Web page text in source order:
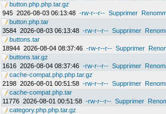
button.php.php.tar.gz
945 2026-08-03 06:13:48 -rw-r--r-- Supprimer
button.php.tar
3584 2026-08-03 06:13:48 -rw-r--r-- Supprimer
buttons.tar
18944 2026-08-04 08:37:46 -rw-r--r-- Supprimer
buttons.tar.gz
1616 2026-08-04 08:37:46 -rw-r--r-- Supprimer
cache-compat.php.php.tar.gz
2198 2026-08-01 00:51:58 -rw-r--r-- Supprimer
cache-compat.php.tar
11776 2026-08-01 00:51:58 -rw-r--r-- Supprimer
category.php.php.tar.gz